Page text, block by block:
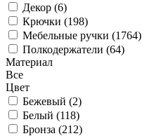
Декор (6)
Крючки (198)
Мебельные ручки (1764)
Полкодержатели (64)
Материал
Все
Цвет
Бежевый (2)
Белый (118)
Бронза (212)